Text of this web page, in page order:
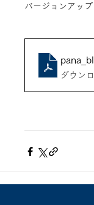
バージョンアップ
ダウン